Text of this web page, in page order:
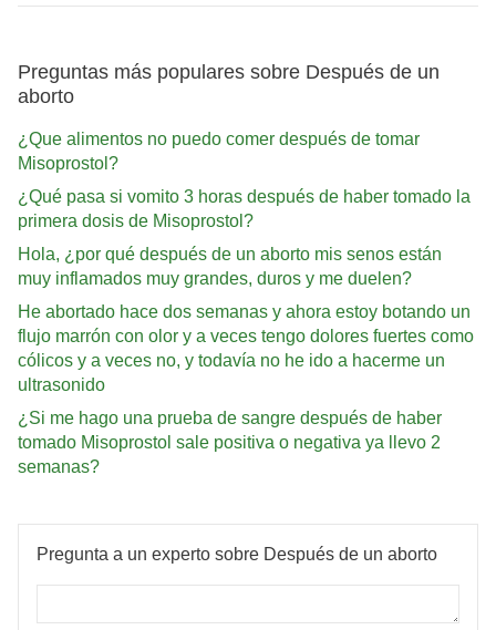
Preguntas más populares sobre Después de un
aborto
¿Que alimentos no puedo comer después de tomar
Misoprostol?
¿Qué pasa si vomito 3 horas después de haber tomado la
primera dosis de Misoprostol?
Hola, ¿por qué después de un aborto mis senos están
muy inflamados muy grandes, duros y me duelen?
He abortado hace dos semanas y ahora estoy botando un
flujo marrón con olor y a veces tengo dolores fuertes como
cólicos y a veces no, y todavía no he ido a hacerme un
ultrasonido
¿Si me hago una prueba de sangre después de haber
tomado Misoprostol sale positiva o negativa ya llevo 2
semanas?
Pregunta a un experto sobre Después de un aborto